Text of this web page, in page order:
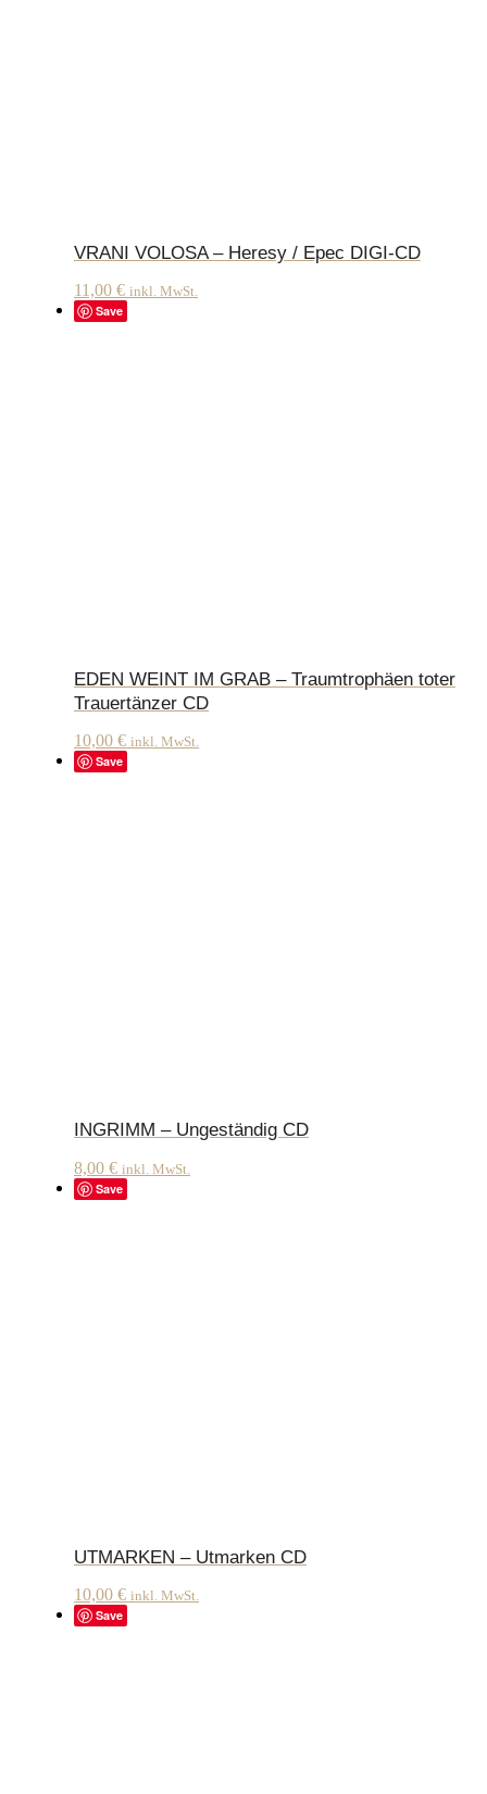
VRANI VOLOSA – Heresy / Epec DIGI-CD
11,00 € inkl. MwSt.
Save
EDEN WEINT IM GRAB – Traumtrophäen toter
Trauertänzer CD
10,00 € inkl. MwSt.
Save
INGRIMM – Ungeständig CD
8,00 € inkl. MwSt.
Save
UTMARKEN – Utmarken CD
10,00 € inkl. MwSt.
Save